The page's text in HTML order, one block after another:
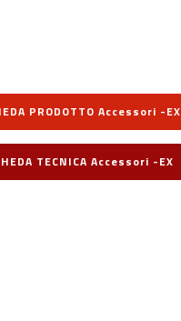
PRODOTTO Accessori -EX
TECNICA Accessori -EX